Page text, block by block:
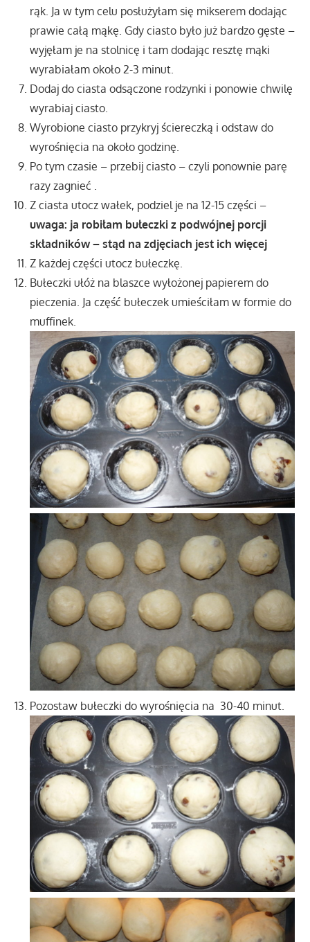
rąk. Ja w tym celu posłużyłam się mikserem dodając
prawie całą mąkę. Gdy ciasto było już bardzo gęste –
wyjęłam je na stolnicę i tam dodając resztę mąki
wyrabiałam około 2-3 minut.
Dodaj do ciasta odsączone rodzynki i ponowie chwilę
wyrabiaj ciasto.
Wyrobione ciasto przykryj ściereczką i odstaw do
wyrośnięcia na około godzinę.
Po tym czasie – przebij ciasto – czyli ponownie parę
razy zagnieć .
Z ciasta utocz wałek, podziel je na 12-15 części –
uwaga: ja robiłam bułeczki z podwójnej porcji
składników – stąd na zdjęciach jest ich więcej
Z każdej części utocz bułeczkę.
Bułeczki ułóż na blaszce wyłożonej papierem do
pieczenia. Ja część bułeczek umieściłam w formie do
muffinek.
Pozostaw bułeczki do wyrośnięcia na 30-40 minut.